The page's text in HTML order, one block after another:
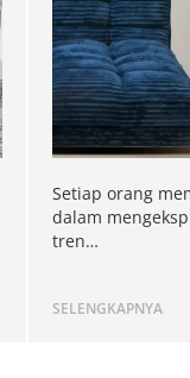
Setiap orang
dalam
tren…
SELENGKAPNYA